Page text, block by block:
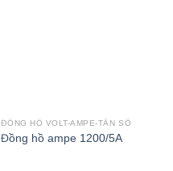
ĐỒNG HỒ VOLT-AMPE-TẦN SỐ
Đồng hồ ampe 1200/5A